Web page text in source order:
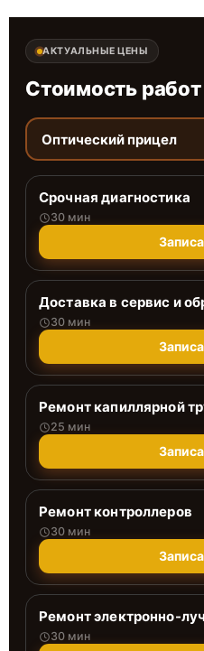
АКТУАЛЬНЫЕ ЦЕНЫ
Стоимость работ
Оптический прицел
Срочная диагностика
30 мин
Доставка в сервис и
30 мин
Ремонт капиллярной
25 мин
Ремонт контроллеров
30 мин
Ремонт электронно-
30 мин